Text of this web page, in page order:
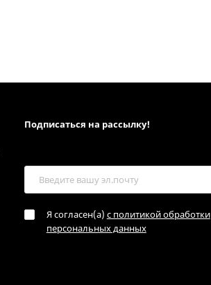
Подписаться на рассылкy!
Я согласен(a) с политикой обработки
персональных данных